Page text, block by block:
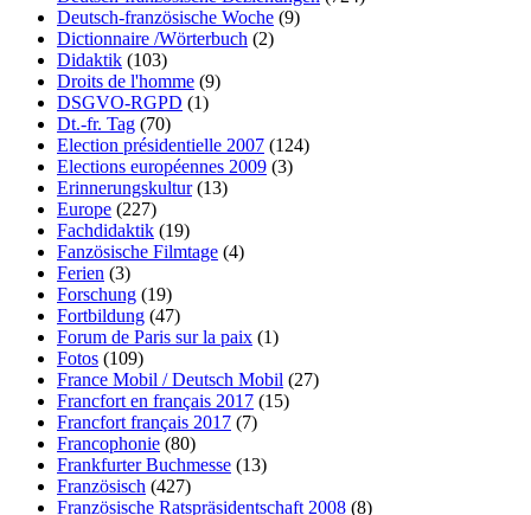
Deutsch-französische Woche (9)
Dictionnaire /Wörterbuch (2)
Didaktik (103)
Droits de l'homme (9)
DSGVO-RGPD (1)
Dt.-fr. Tag (70)
Election présidentielle 2007 (124)
Elections européennes 2009 (3)
Erinnerungskultur(13)
Europe (227)
Fachdidaktik (19)
Fanzösische Filmtage (4)
Ferien (3)
Forschung (19)
Fortbildung (47)
Forum de Paris sur la paix (1)
Fotos (109)
France Mobil / Deutsch Mobil (27)
Francfort en français 2017 (15)
Francfort français 2017 (7)
Francophonie (80)
Frankfurter Buchmesse (13)
Französisch (427)
Französische Ratspräsidentschaft 2008 (8)